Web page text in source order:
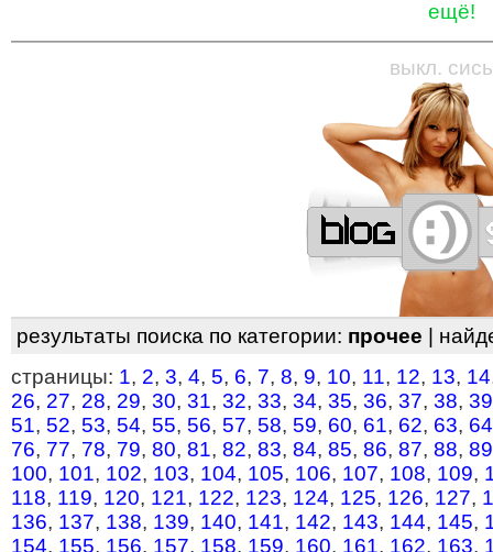
ещё!
—————————————————
выкл.
результаты поиска по категории: прочее |
страницы: 1, 2, 3, 4, 5, 6, 7, 8, 9, 10, 11, 12, 13, 14
26, 27, 28, 29, 30, 31, 32, 33, 34, 35, 36, 37, 38, 39
51, 52, 53, 54, 55, 56, 57, 58, 59, 60, 61, 62, 63, 64
76, 77, 78, 79, 80, 81, 82, 83, 84, 85, 86, 87, 88, 89
100, 101, 102, 103, 104, 105, 106, 107, 108, 109,
118, 119, 120, 121, 122, 123, 124, 125, 126, 127,
136, 137, 138, 139, 140, 141, 142, 143, 144, 145,
154, 155, 156, 157, 158, 159, 160, 161, 162, 163,